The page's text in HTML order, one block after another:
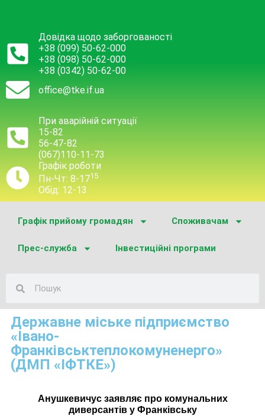
Довідка щодо заборгованості
+38 (099) 50-62-000
+38 (098) 50-62-000
+38 (0342) 50-62-00
office@tke.if.ua
При аварійній ситуації
15-82
56-47-82
(067)110-11-73
Графік роботи
Пн-Чт: 8-1715
Обід: 12-13
Графік прийому громадян Споживачам
Прес-служба Інвестиційні програми
Державне міське підприємство
«Івано-
Франківськтеплокомуненерго»
(ДМП «ІФТКЕ»)
Анушкевичус заявляє про комунальних
диверсантів у Франківську